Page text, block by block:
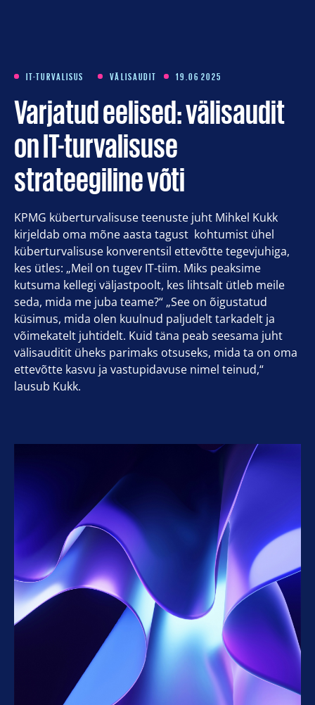
Meist
Artiklid
Kontakt
Est Eng
IT-TURVALISUS VÄLISAUDIT 19.06 2025
Varjatud eelised: välisaudit
on IT-turvalisuse
strateegiline võti
KPMG küberturvalisuse teenuste juht Mihkel Kukk
kirjeldab oma mõne aasta tagust kohtumist ühel
küberturvalisuse konverentsil ettevõtte tegevjuhiga,
kes ütles: „Meil on tugev IT-tiim. Miks peaksime
kutsuma kellegi väljastpoolt, kes lihtsalt ütleb meile
seda, mida me juba teame?“ „See on õigustatud
küsimus, mida olen kuulnud paljudelt tarkadelt ja
võimekatelt juhtidelt. Kuid täna peab seesama juht
välisauditit üheks parimaks otsuseks, mida ta on oma
ettevõtte kasvu ja vastupidavuse nimel teinud,“
lausub Kukk.